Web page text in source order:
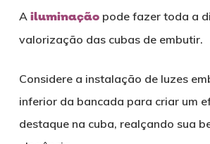
A iluminaçãopode fazer toda a
valorização das cubas de embutir.
Considere a instalação de luzes
inferior da bancada para criar um
destaque na cuba, realçando sua